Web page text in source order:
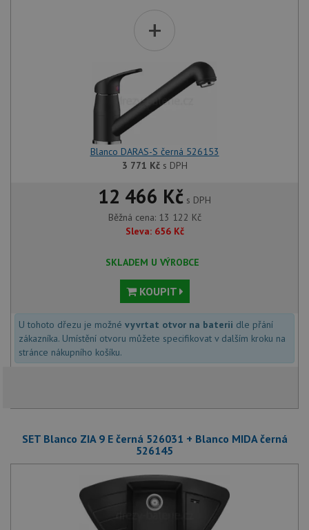
+
Blanco DARAS-S černá 526153
3 771 Kčs DPH
12 466 Kč s DPH
Běžná cena: 13 122 Kč
Sleva: 656 Kč
SKLADEM U VÝROBCE
KOUPIT
U tohoto dřezu je možné vyvrtat otvor na baterii dle přání
zákazníka. Umístění otvoru můžete specifikovat v dalším kroku na
stránce nákupního košíku.
SET Blanco ZIA 9 E černá 526031 + Blanco MIDA černá
526145